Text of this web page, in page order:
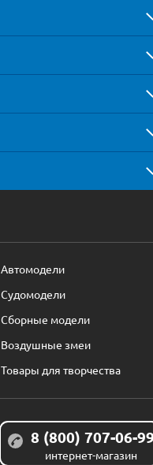
Автомодели
Судомодели
Сборные модели
Воздушные змеи
Товары для творчества
8 (800) 707-06-
интернет-магазин